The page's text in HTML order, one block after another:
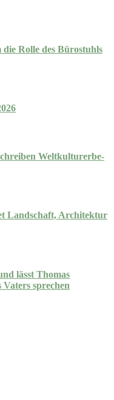
Rolle des Bürostuhls
Weltkulturerbe-
Landschaft, Architektur
lässt Thomas
sprechen